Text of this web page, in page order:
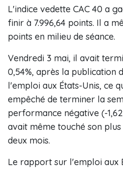
L'indice vedette CAC 40 a
finir à 7.996,64 points. Il a
points en milieu de séance.
Vendredi 3 mai, il avait
0,54%, après la publication
l'emploi aux États-Unis, ce
empêché de terminer la
performance négative (-
avait même touché son
deux mois.
Le rapport sur l'emploi aux